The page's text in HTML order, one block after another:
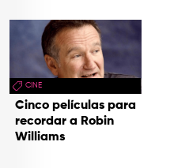
CINE
Cinco películas para
recordar a Robin
Williams